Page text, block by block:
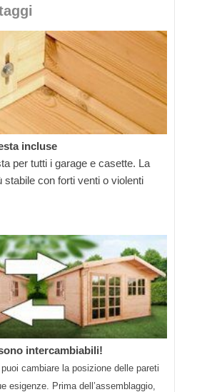
incluse
per tutti i garage e casette. La
stabile con forti venti o violenti
intercambiabili!
puoi cambiare la posizione delle pareti
esigenze. Prima dell’assemblaggio,